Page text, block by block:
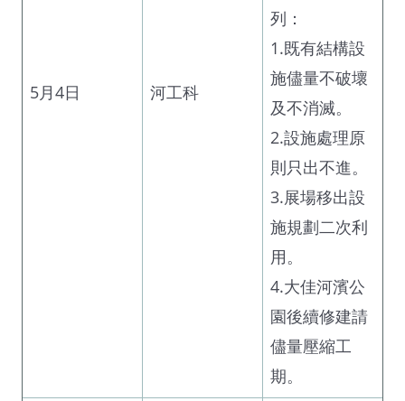
5月4日 河工科
列：
1.既有結構設
施儘量不破壞
及不消滅。
2.設施處理原
則只出不進。
3.展場移出設
施規劃二次利
用。
4.大佳河濱公
園後續修建請
儘量壓縮工
期。